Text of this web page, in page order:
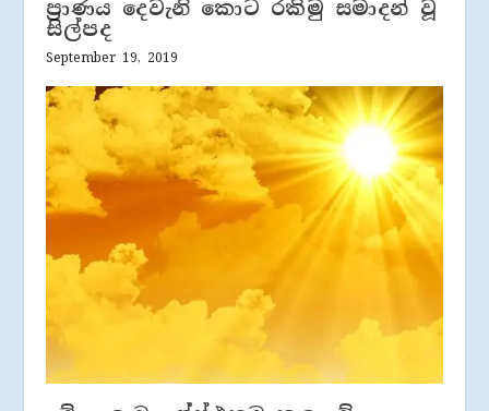
ප්‍රාණය දෙවැනි කොට රකිමු සමාදන් වූ
සිල්පද
September 19, 2019